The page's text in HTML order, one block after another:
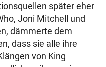
später eher
Joni Mitchell und
dämmerte dem
dass sie alle ihre
von King